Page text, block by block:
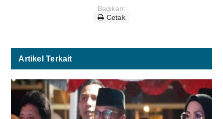
Bagikan:
Cetak
Artikel Terkait